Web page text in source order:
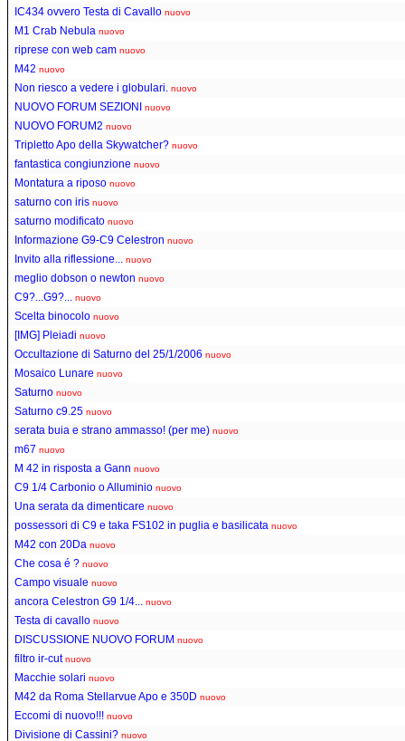
IC434 ovvero Testa di Cavallo nuovo
M1 Crab Nebula nuovo
riprese con web cam nuovo
M42 nuovo
Non riesco a vedere i globulari. nuovo
NUOVO FORUM SEZIONI nuovo
NUOVO FORUM2 nuovo
Tripletto Apo della Skywatcher? nuovo
fantastica congiunzione nuovo
Montatura a riposo nuovo
saturno con iris nuovo
saturno modificato nuovo
Informazione G9-C9 Celestron nuovo
Invito alla riflessione... nuovo
meglio dobson o newton nuovo
C9?...G9?... nuovo
Scelta binocolo nuovo
[IMG] Pleiadi nuovo
Occultazione di Saturno del 25/1/2006 nuovo
Mosaico Lunare nuovo
Saturno nuovo
Saturno c9.25 nuovo
serata buia e strano ammasso! (per me) nuovo
m67 nuovo
M 42 in risposta a Gann nuovo
C9 1/4 Carbonio o Alluminio nuovo
Una serata da dimenticare nuovo
possessori di C9 e taka FS102 in puglia e basilicata nuovo
M42 con 20Da nuovo
Che cosa é ? nuovo
Campo visuale nuovo
ancora Celestron G9 1/4... nuovo
Testa di cavallo nuovo
DISCUSSIONE NUOVO FORUM nuovo
filtro ir-cut nuovo
Macchie solari nuovo
M42 da Roma Stellarvue Apo e 350D nuovo
Eccomi di nuovo!!! nuovo
Divisione di Cassini? nuovo